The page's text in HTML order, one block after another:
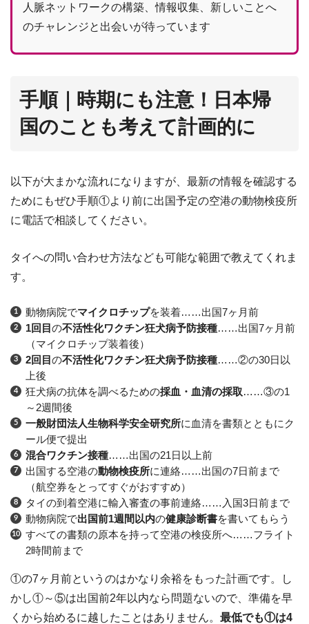
人脈ネットワークの構築、情報収集、新しいことへ
のチャレンジと出会いが待っています
手順｜時期にも注意！日本帰
国のことも考えて計画的に
以下が大まかな流れになりますが、最新の情報を確認する
ためにもぜひ手順①より前に出国予定の空港の動物検疫所
に電話で相談してください。
タイへの問い合わせ方法なども可能な範囲で教えてくれま
す。
動物病院でマイクロチップを装着……出国7ヶ月前
1回目 の不活性化ワクチン狂犬病予防接種……出国7ヶ月前
（マイクロチップ装着後）
2回目 の不活性化ワクチン狂犬病予防接種……②の30日以
上後
狂犬病の抗体を調べるための採血・血清の採取……③の1
～2週間後
一般財団法人生物科学安全研究所に血清を書類とともにク
ール便で提出
混合ワクチン接種……出国の21日以上前
出国する空港の動物検疫所に連絡……出国の7日前まで
（航空券をとってすぐがおすすめ）
タイの到着空港に輸入審査の事前連絡……入国3日前まで
動物病院で出国前1週間以内の健康診断書を書いてもらう
すべての書類の原本を持って空港の検疫所へ……フライト
2時間前まで
①の7ヶ月前というのはかなり余裕をもった計画です。し
かし①～⑤は出国前2年以内なら問題ないので、準備を早
くから始めるに越したことはありません。 最低でも①は4